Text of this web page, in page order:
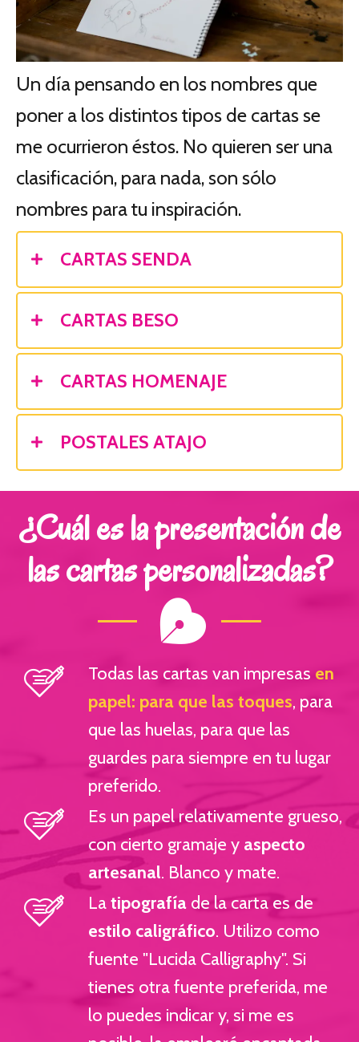
Un día pensando en los nombres que
poner a los distintos tipos de cartas se
me ocurrieron éstos. No quieren ser una
clasificación, para nada, son sólo
nombres para tu inspiración.
CARTAS SENDA
CARTAS BESO
CARTAS HOMENAJE
POSTALES ATAJO
¿Cuál es la presentación de
las cartas personalizadas?
Todas las cartas van impresas en
papel: para que las toques, para
que las huelas, para que las
guardes para siempre en tu lugar
preferido.
Es un papel relativamente grueso,
con cierto gramaje y aspecto
artesanal. Blanco y mate.
Latipografía de la carta es de
estilo caligráfico. Utilizo como
fuente "Lucida Calligraphy". Si
tienes otra fuente preferida, me
lo puedes indicar y, si me es